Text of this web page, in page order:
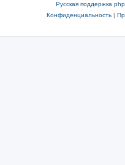
Русская поддержка
Конфиденциальность|